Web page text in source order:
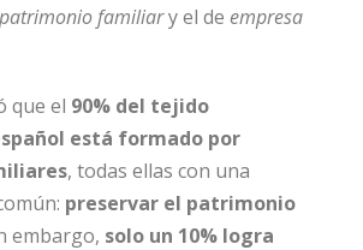
patrimonio familiary el de empresa
que el 90% del tejido
está formado por
, todas ellas con una
preservar el patrimonio
embargo, solo un 10% logra